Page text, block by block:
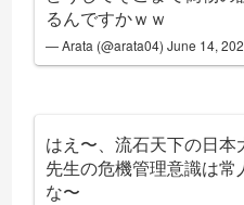
るんですかｗｗ
— Arata (@arata04)June 14,
はえ〜、流石天下の日
先生の危機管理意識は
な〜